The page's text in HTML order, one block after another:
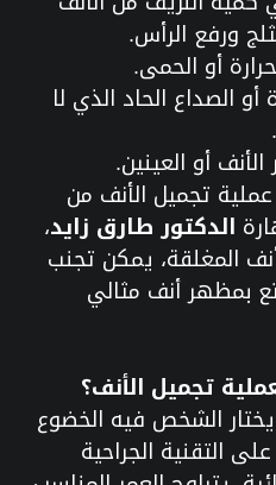
ورفع الرأس.
أو الحمى.
أو الصداع الحاد الذي لا
أو العينين.
تجميل الأنف من
الدكتور طارق زايد،
المغلقة، يمكن تجنب
بمظهر أنف مثالي
تجميل الأنف؟
الشخص فيه الخضوع
التقنية الجراحية